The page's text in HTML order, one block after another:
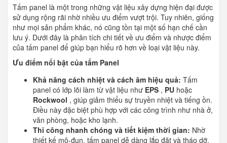
Tấm panel là một trong những vật liệu xây dựng hiện đại được
sử dụng rộng rãi nhờ nhiều ưu điểm vượt trội. Tuy nhiên, giống
như mọi sản phẩm khác, nó cũng tồn tại một số hạn chế cần
lưu ý. Dưới đây là phân tích chi tiết về ưu điểm và nhược điểm
của tấm panel để giúp bạn hiểu rõ hơn về loại vật liệu này.
Ưu điểm nổi bật của tấm Panel
Khả năng cách nhiệt và cách âm hiệu quả: Tấm
panel có lớp lõi làm từ vật liệu như EPS , PU hoặc
Rockwool , giúp giảm thiểu sự truyền nhiệt và tiếng ồn.
Điều này đặc biệt phù hợp với các công trình như nhà ở,
văn phòng, hoặc kho lạnh.
Thi công nhanh chóng và tiết kiệm thời gian: Nhờ
thiết kế mô-đun, tấm panel dễ dàng lắp đặt và tháo dỡ,